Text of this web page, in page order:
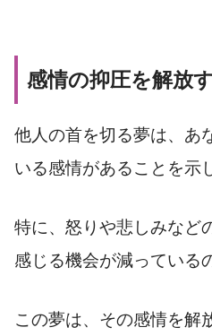
感情の抑圧を解放
他人の首を切る夢は、あ
いる感情があることを示
特に、怒りや悲しみなど
感じる機会が減っている
この夢は、その感情を解